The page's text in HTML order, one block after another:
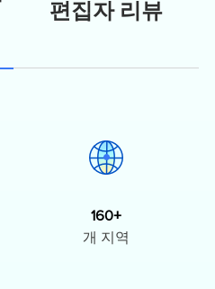
편집자 리뷰
160+
개 지역